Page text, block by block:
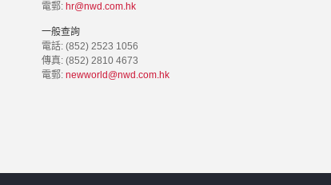
電郵: hr@nwd.com.hk
一般查詢
電話: (852) 2523 1056
傳真: (852) 2810 4673
電郵: newworld@nwd.com.hk